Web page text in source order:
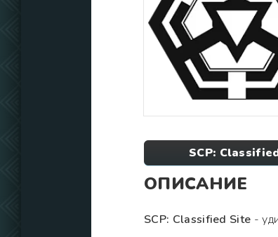
SCP:
ОПИСАНИЕ
SCP: Classified Site -